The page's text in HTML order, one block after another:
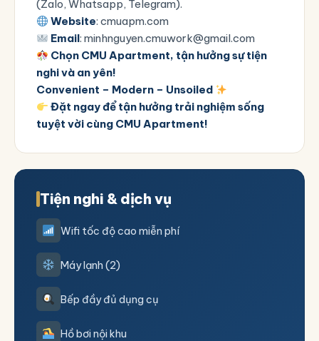
(Zalo, Whatsapp, Telegram).
Website:cmuapm.com
Email: minhnguyen.cmuwork@gmail.com
Chọn CMU Apartment, tận hưởng sự tiện
nghi và an yên!
Convenient – Modern – Unsoiled
Đặt ngay để tận hưởng trải nghiệm sống
tuyệt vời cùng CMU Apartment!
Tiện nghi & dịch vụ
Wifi tốc độ cao miễn phí
Máy lạnh (2)
Bếp đầy đủ dụng cụ
Hồ bơi nội khu